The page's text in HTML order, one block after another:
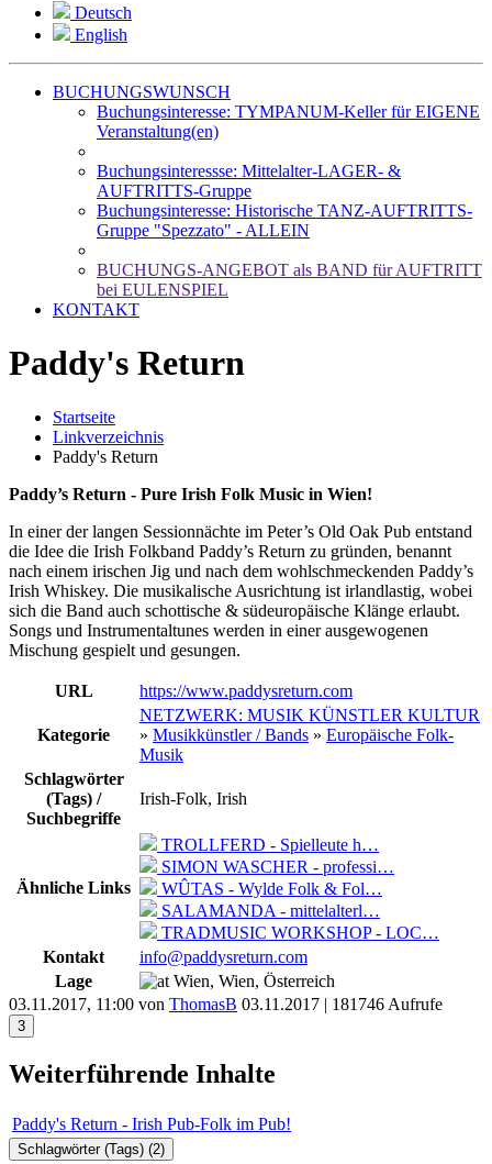
Deutsch
English
BUCHUNGSWUNSCH
Buchungsinteresse: TYMPANUM-Keller für EIGENE
Veranstaltung(en)
Buchungsinteressse: Mittelalter-LAGER- &
AUFTRITTS-Gruppe
Buchungsinteresse: Historische TANZ-AUFTRITTS-
Gruppe "Spezzato" - ALLEIN
BUCHUNGS-ANGEBOT als BAND für AUFTRITT
bei EULENSPIEL
KONTAKT
Paddy's Return
Startseite
Linkverzeichnis
Paddy's Return
Paddy’s Return - Pure Irish Folk Music in Wien!
In einer der langen Sessionnächte im Peter’s Old Oak Pub entstand
die Idee die Irish Folkband Paddy’s Return zu gründen, benannt
nach einem irischen Jig und nach dem wohlschmeckenden Paddy’s
Irish Whiskey. Die musikalische Ausrichtung ist irlandlastig, wobei
sich die Band auch schottische & südeuropäische Klänge erlaubt.
Songs und Instrumentaltunes werden in einer ausgewogenen
Mischung gespielt und gesungen.
URL https://www.paddysreturn.com
Kategorie
NETZWERK: MUSIK KÜNSTLER KULTUR
» Musikkünstler / Bands » Europäische Folk-
Musik
Schlagwörter
(Tags) /
Suchbegriffe
Irish-Folk, Irish
Ähnliche Links
TROLLFERD - Spielleute h…
SIMON WASCHER - professi…
WÛTAS - Wylde Folk & Fol…
SALAMANDA - mittelalterl…
TRADMUSIC WORKSHOP - LOC…
Kontakt
info@paddysreturn.com
Lage
Wien, Wien, Österreich
03.11.2017, 11:00 von ThomasB 03.11.2017 | 181746 Aufrufe
3
Weiterführende Inhalte
Paddy's Return - Irish Pub-Folk im Pub!
Schlagwörter (Tags) (2)